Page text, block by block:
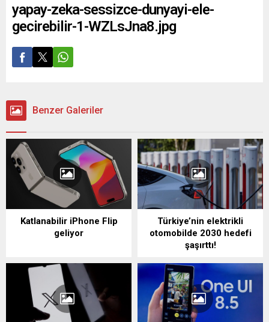
yapay-zeka-sessizce-dunyayi-ele-
gecirebilir-1-WZLsJna8.jpg
Benzer Galeriler
Katlanabilir iPhone Flip
geliyor
Türkiye’nin elektrikli
otomobilde 2030 hedefi
şaşırttı!